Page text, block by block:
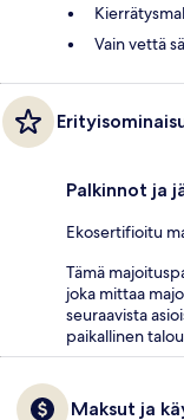
Vain vettä
Palkinnot ja
Ekosertifioitu
Tämä
joka mittaa
seuraavista
paikallinen
Maksut ja